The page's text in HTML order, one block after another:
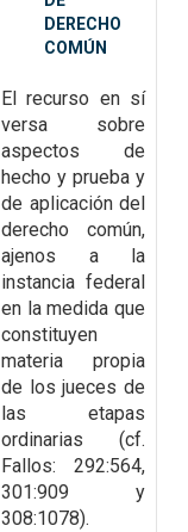
DERECHO
COMÚN
El recurso en sí
versa sobre
aspectos de
hecho y prueba y
de aplicación del
derecho común,
ajenos a la
instancia federal
en la medida que
constituyen
materia propia
de los jueces de
las etapas
ordinarias (cf.
Fallos: 292:564,
301:909 y
308:1078).